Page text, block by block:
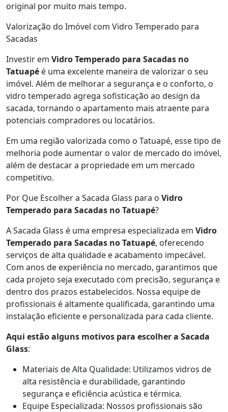
original por muito mais tempo.
Valorização do Imóvel com Vidro Temperado para
Sacadas
Investir em Vidro Temperado para Sacadas no
Tatuapé é uma excelente maneira de valorizar o seu
imóvel. Além de melhorar a segurança e o conforto, o
vidro temperado agrega sofisticação ao design da
sacada, tornando o apartamento mais atraente para
potenciais compradores ou locatários.
Em uma região valorizada como o Tatuapé, esse tipo de
melhoria pode aumentar o valor de mercado do imóvel,
além de destacar a propriedade em um mercado
competitivo.
Por Que Escolher a Sacada Glass para o Vidro
Temperado para Sacadas no Tatuapé?
A Sacada Glass é uma empresa especializada em Vidro
Temperado para Sacadas no Tatuapé, oferecendo
serviços de alta qualidade e acabamento impecável.
Com anos de experiência no mercado, garantimos que
cada projeto seja executado com precisão, segurança e
dentro dos prazos estabelecidos. Nossa equipe de
profissionais é altamente qualificada, garantindo uma
instalação eficiente e personalizada para cada cliente.
Aqui estão alguns motivos para escolher a Sacada
Glass:
Materiais de Alta Qualidade: Utilizamos vidros de
alta resistência e durabilidade, garantindo
segurança e eficiência acústica e térmica.
Equipe Especializada: Nossos profissionais são